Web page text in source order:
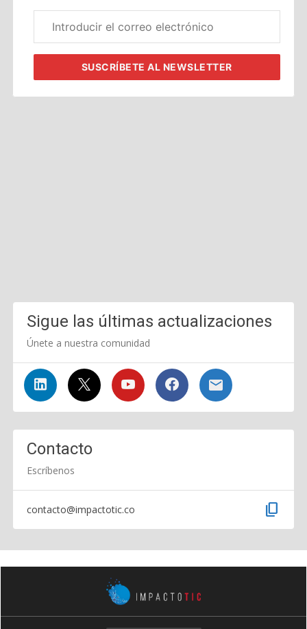
electrónico
SUSCRÍBETEAL NEWSLETTER
Sigue las últimas actualizaciones
Únete a nuestra comunidad
Contacto
Escríbenos
contacto@impactotic.co content_copy